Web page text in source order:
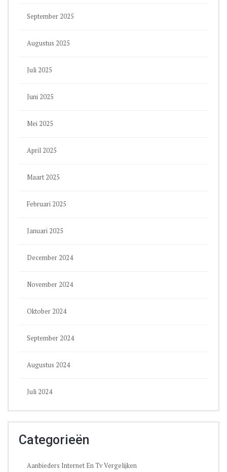
September 2025
Augustus 2025
Juli 2025
Juni 2025
Mei 2025
April 2025
Maart 2025
Februari 2025
Januari 2025
December 2024
November 2024
Oktober 2024
September 2024
Augustus 2024
Juli 2024
Categorieën
Aanbieders Internet En Tv Vergelijken